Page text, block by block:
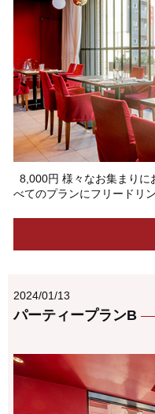
8,000円 様々なお集まりに
べてのプランにフリードリ
2024/01/13
パーティープランB